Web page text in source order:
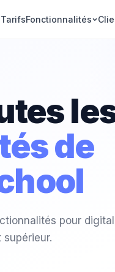
TarifsFonctionnalités
de
pour